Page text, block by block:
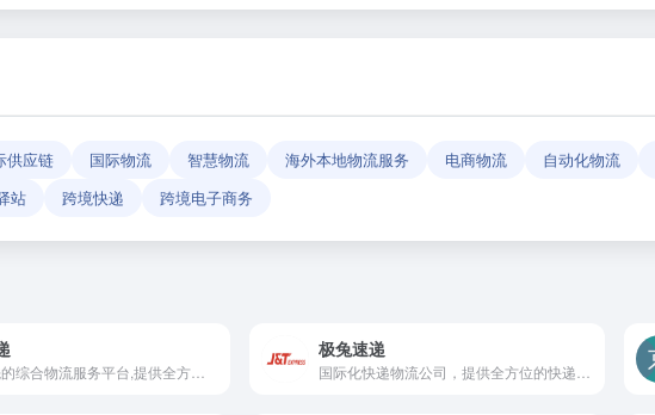
能向我们报告，我们会尽快核实并更新网址信息，确保导航链接的准确性和有效性。
供应链 国际物流 智慧物流 海外本地物流服务 电商物流 自动化物流
站 跨境快递 跨境电子商务
极兔速递